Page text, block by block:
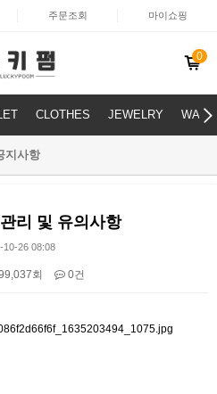
주문조회 마이쇼핑
0
CLOTHES JEWELRY
지사항
리 및 유의사항
26 08:08
회 0건